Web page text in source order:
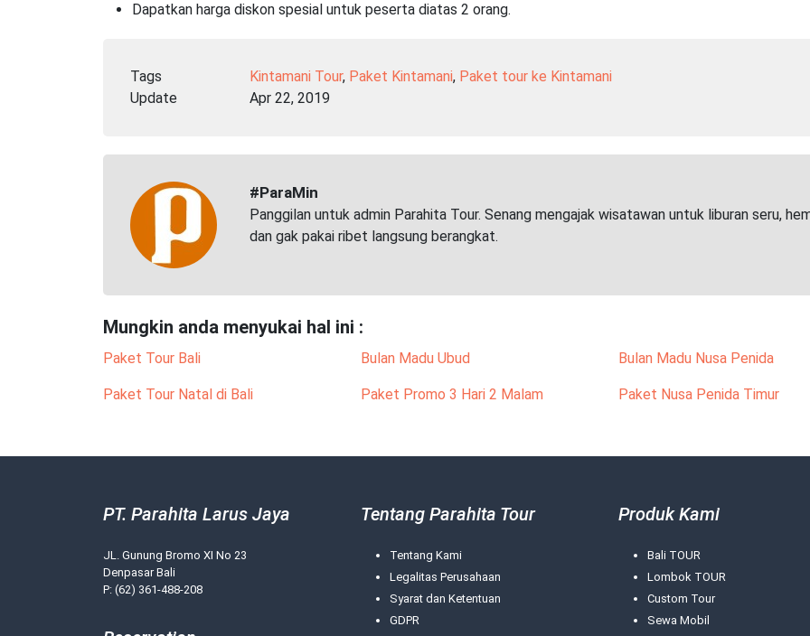
Dapatkan harga diskon spesial untuk peserta diatas 2 orang.
Tags Kintamani Tour, Paket Kintamani, Paket tour ke Kintamani
Update
Apr 22, 2019
#ParaMin
Panggilan untuk admin Parahita Tour. Senang mengajak wisatawan untuk liburan seru,
dan gak pakai ribet langsung berangkat.
Mungkin anda menyukai hal ini :
Paket Tour Bali Bulan Madu Ubud Bulan Madu Nusa Penida
Paket Tour Natal di Bali Paket Promo 3 Hari 2 Malam Paket Nusa Penida Timur
PT. Parahita Larus Jaya
JL. Gunung Bromo XI No 23
Denpasar Bali
P: (62) 361-488-208
Tentang Parahita Tour
Tentang Kami
Legalitas Perusahaan
Syarat dan Ketentuan
GDPR
Produk Kami
Bali TOUR
Lombok TOUR
Custom Tour
Sewa Mobil